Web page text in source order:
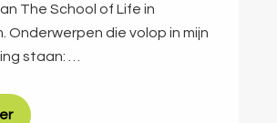
The School of Life in
Onderwerpen die volop in mijn
staan: …